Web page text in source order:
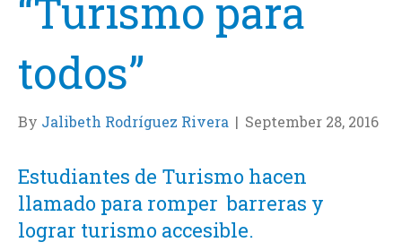
“Turismo para
todos”
By Jalibeth Rodríguez Rivera | September 28, 2016
Estudiantes de Turismo hacen
llamado para romper barreras y
lograr turismo accesible.